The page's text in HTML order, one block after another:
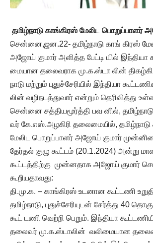
தமிழ்நாடு காங்கிரஸ் மேலிட பொறுப்பாளர்
சென்னை,ஜன.22- தமிழ்நாடு காங் கிரஸ்
அஜோய் குமார் அளித்த பேட்டி யில் இந்தியா
மையான தலைவராக மு.க.ஸ்டா லின்
நாடு மற்றும் புதுச்சேரியில் இந்தியா
லின் வழிநடத்துவார் என்றும் தெரிவித்து
சென்னை சத்தியமூர்த்தி பவ னில்,
வர் கே.எஸ்.அழகிரி தலைமையில், தமிழ்நாடு
மேலிட பொறுப்பாளர் அஜோய் குமார்
தேர்தல் குழு கூட்டம் (20.1.2024) அன்று
கூட்டத்திற்கு முன்னதாக அஜோய் குமார்
கூறியதாவது:
தி.மு.க. – காங்கிரஸ் உடனான கூட்டணி
தமிழ்நாடு, புதுச்சேரியுடன் சேர்த்து 40
கூட் டணி வெற்றி பெறும். இந்தியா
தலைவர் மு.க.ஸ்டாலின் வலிமையான